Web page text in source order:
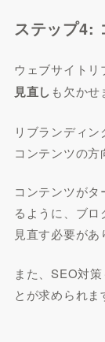
ステップ4:
ウェブサイトリ
見直し も欠かせ
リブランディ
コンテンツの方
コンテンツが
るように、ブ
見直す必要があ
また、SEO対
とが求められま